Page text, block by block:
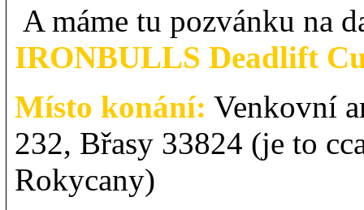
A máme tu pozvánku na
IRONBULLS Deadlift
Místo konání: Venkovní
232, Břasy 33824 (je to
Rokycany)